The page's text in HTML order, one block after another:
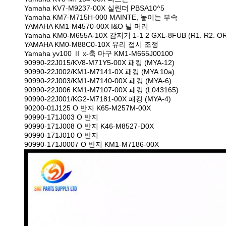
Yamaha KV7-M9237-00X 실린더 PBSA10^5
Yamaha KM7-M715H-000 MAINTE, 놓이는 부속
YAMAHA KM1-M4570-00X I&O 널 머리
Yamaha KM0-M655A-10X 감지기 1-1 2 GXL-8FUB (R1. R2.
YAMAHA KM0-M88C0-10X 유리 접시 조정
Yamaha yv100 Ⅱ x-축 마구 KM1-M665J00100
90990-22J015/KV8-M71Y5-00X 패킹 (MYA-12)
90990-22J002/KM1-M7141-0X 패킹 (MYA 10a)
90990-22J003/KM1-M7140-00X 패킹 (MYA-6)
90990-22J006 KM1-M7107-00X 패킹 (L043165)
90990-22J001/KG2-M7181-00X 패킹 (MYA-4)
90200-01J125 O 반지 K65-M257M-00X
90990-171J003 O 반지
90990-171J008 O 반지 K46-M8527-D0X
90990-171J010 O 반지
90990-171J0007 O 반지 KM1-M7186-00X